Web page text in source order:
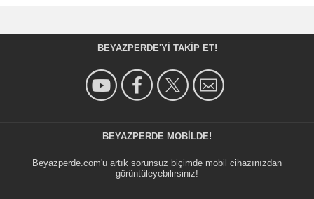
BEYAZPERDE'YI TAKIP ET!
BEYAZPERDE MOBILDE!
Beyazperde.com'u artık sorunsuz biçimde mobil cihazınızdan
görüntüleyebilirsiniz!